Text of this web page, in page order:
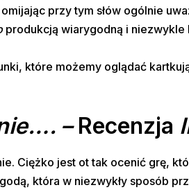
przy tym słów ogólnie
produkcją wiarygodną i niezwykle
które możemy oglądać
–Recenzja
Ciężko jest ot tak ocenić grę,
która w niezwykły sposób